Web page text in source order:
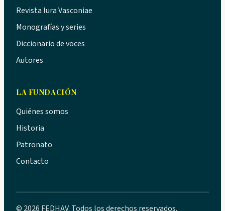
Revista Iura Vasconiae
Monografías y series
Diccionario de voces
Autores
LA FUNDACIÓN
Quiénes somos
Historia
Patronato
Contacto
© 2026 FEDHAV. Todos los derechos reservados.